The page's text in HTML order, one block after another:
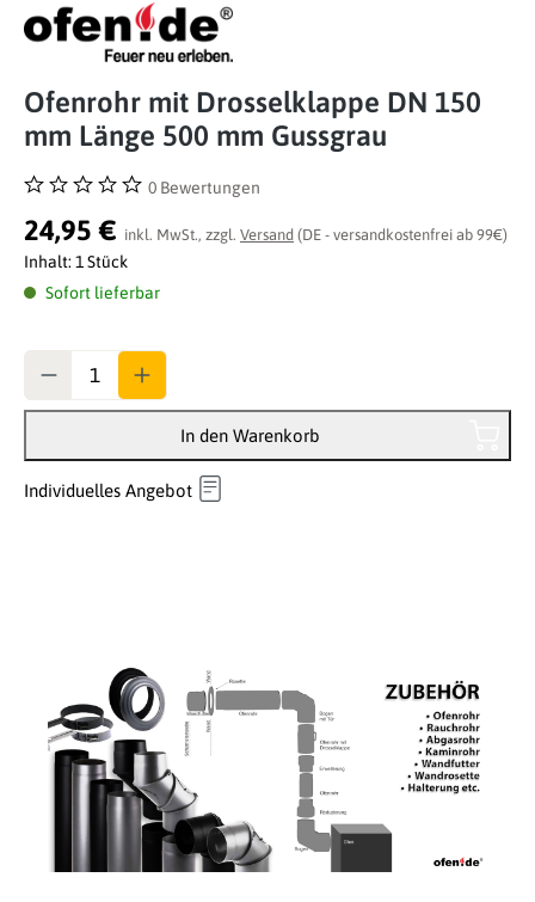
Ofenrohr mit Drosselklappe DN 150
mm Länge 500 mm Gussgrau
Durchschnittliche Bewertung von 0 von 5 Sternen
0 Bewertungen
24,95 € inkl. MwSt., zzgl. Versand (DE - versandkostenfrei ab 99€)
Inhalt: 1 Stück
Sofort lieferbar
In den Warenkorb
Individuelles Angebot